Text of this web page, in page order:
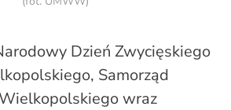
Dzień Zwycięskiego
Samorząd
wraz